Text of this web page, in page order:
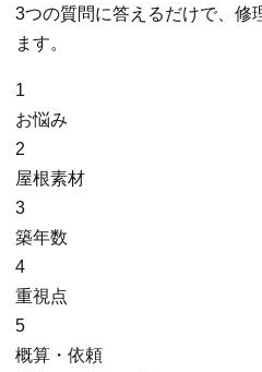
3つの質問に答えるだけで、修
ます。
1
お悩み
2
屋根素材
3
築年数
4
重視点
5
概算・依頼